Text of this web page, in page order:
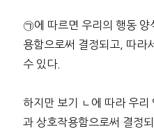
㉠에 따르면 우리의 행동
용함으로써 결정되고, 따라
수 있다.
하지만 보기 ㄴ에 따라 우리
과 상호작용함으로써 결정